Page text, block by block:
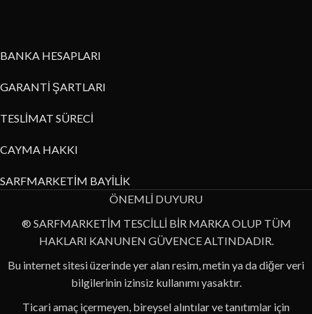
BANKA HESAPLARI
GARANTİ ŞARTLARI
TESLİMAT SÜRECİ
CAYMA HAKKI
SARFMARKETİM BAYİLİK
ÖNEMLİ DUYURU
® SARFMARKETİM TESCİLLİ BİR MARKA OLUP TÜM
HAKLARI KANUNEN GÜVENCE ALTINDADIR.
Bu internet sitesi üzerinde yer alan resim, metin ya da diğer veri
bilgilerinin izinsiz kullanımı yasaktır.
Ticari amaç içermeyen, bireysel alıntılar ve tanıtımlar için